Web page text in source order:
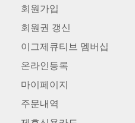
회원가입
회원권 갱신
이그제큐티브 멤버십
온라인등록
마이페이지
주문내역